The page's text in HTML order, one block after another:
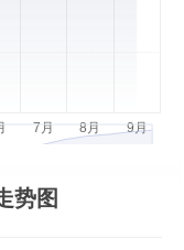
势图